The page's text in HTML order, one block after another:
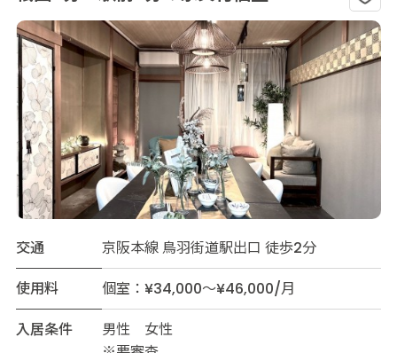
交通
京阪本線 鳥羽街道駅出口 徒歩2分
使用料
個室：¥34,000～¥46,000/月
入居条件
男性 女性